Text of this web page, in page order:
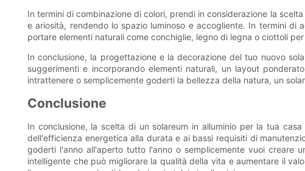
In termini di combinazione di colori, prendi in considerazione la
e ariosità, rendendo lo spazio luminoso e accogliente. In termini
portare elementi naturali come conchiglie, legno di legna o ciottoli
In conclusione, la progettazione e la decorazione del tuo nuovo
suggerimenti e incorporando elementi naturali, un layout
intrattenere o semplicemente goderti la bellezza della natura, un
Conclusione
In conclusione, la scelta di un solareum in alluminio per la tua
dell'efficienza energetica alla durata e ai bassi requisiti di
goderti l'anno all'aperto tutto l'anno o semplicemente vuoi creare
intelligente che può migliorare la qualità della vita e aumentare il